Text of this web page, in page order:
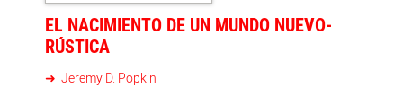
EL NACIMIENTO DE UN MUNDO NUEVO-
RÚSTICA
Jeremy D. Popkin